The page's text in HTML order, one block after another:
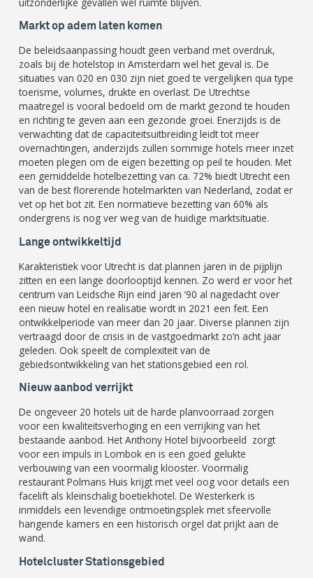
Markt op adem laten komen
De beleidsaanpassing houdt geen verband met overdruk,
zoals bij de hotelstop in Amsterdam wel het geval is. De
situaties van 020 en 030 zijn niet goed te vergelijken qua type
toerisme, volumes, drukte en overlast. De Utrechtse
maatregel is vooral bedoeld om de markt gezond te houden
en richting te geven aan een gezonde groei. Enerzijds is de
verwachting dat de capaciteitsuitbreiding leidt tot meer
overnachtingen, anderzijds zullen sommige hotels meer inzet
moeten plegen om de eigen bezetting op peil te houden. Met
een gemiddelde hotelbezetting van ca. 72% biedt Utrecht een
van de best florerende hotelmarkten van Nederland, zodat er
vet op het bot zit. Een normatieve bezetting van 60% als
ondergrens is nog ver weg van de huidige marktsituatie.
Lange ontwikkeltijd
Karakteristiek voor Utrecht is dat plannen jaren in de pijplijn
zitten en een lange doorlooptijd kennen. Zo werd er voor het
centrum van Leidsche Rijn eind jaren ’90 al nagedacht over
een nieuw hotel en realisatie wordt in 2021 een feit. Een
ontwikkelperiode van meer dan 20 jaar. Diverse plannen zijn
vertraagd door de crisis in de vastgoedmarkt zo’n acht jaar
geleden. Ook speelt de complexiteit van de
gebiedsontwikkeling van het stationsgebied een rol.
Nieuw aanbod verrijkt
De ongeveer 20 hotels uit de harde planvoorraad zorgen
voor een kwaliteitsverhoging en een verrijking van het
bestaande aanbod. Het Anthony Hotel bijvoorbeeld zorgt
voor een impuls in Lombok en is een goed gelukte
verbouwing van een voormalig klooster. Voormalig
restaurant Polmans Huis krijgt met veel oog voor details een
facelift als kleinschalig boetiekhotel. De Westerkerk is
inmiddels een levendige ontmoetingsplek met sfeervolle
hangende kamers en een historisch orgel dat prijkt aan de
wand.
Hotelcluster Stationsgebied